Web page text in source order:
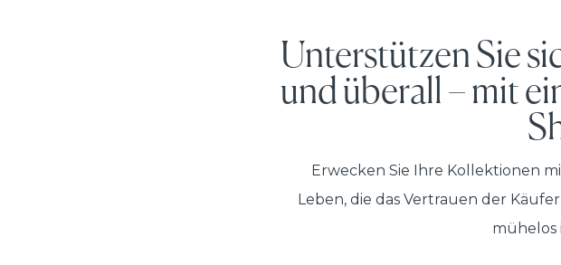
Unterstützen Sie
und überall – mit
Erwecken Sie Ihre Kollektionen
Leben, die das Vertrauen der
mühelos